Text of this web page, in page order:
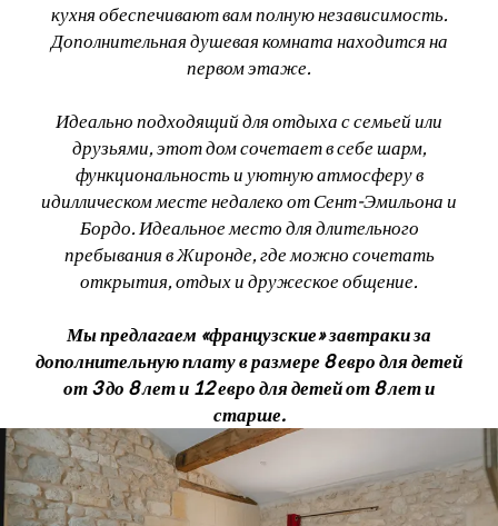
кухня обеспечивают вам полную независимость.
Дополнительная душевая комната находится на
первом этаже.
Идеально подходящий для отдыха с семьей или
друзьями, этот дом сочетает в себе шарм,
функциональность и уютную атмосферу в
идиллическом месте недалеко от Сент-Эмильона и
Бордо. Идеальное место для длительного
пребывания в Жиронде, где можно сочетать
открытия, отдых и дружеское общение.
Мы предлагаем «французские» завтраки за
дополнительную плату в размере 8 евро для детей
от 3 до 8 лет и 12 евро для детей от 8 лет и
старше.